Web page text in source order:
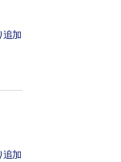
追加
追加